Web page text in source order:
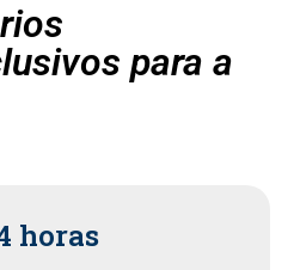
para a
horas